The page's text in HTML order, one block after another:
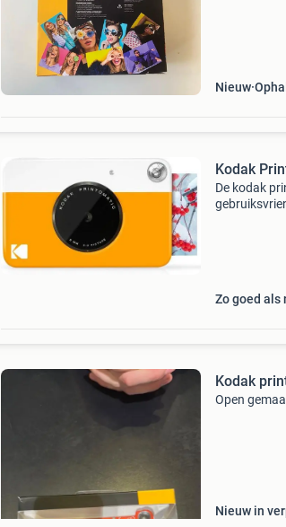
Nieuw
Kodak
De kodak
Zo goed als
Kodak
Open
Nieuw in